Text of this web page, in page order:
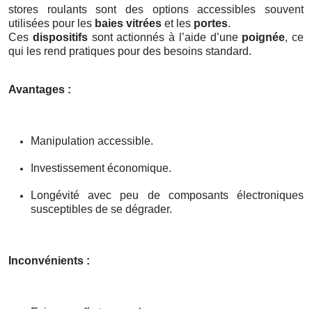
stores roulants sont des options accessibles souvent
utilisées pour les baies vitrées et les portes.
Ces dispositifssont actionnés à l’aide d’une poignée, ce
qui les rend pratiques pour des besoins standard.
Avantages :
Manipulation accessible.
Investissement économique.
Longévité avec peu de composants électroniques
susceptibles de se dégrader.
Inconvénients :